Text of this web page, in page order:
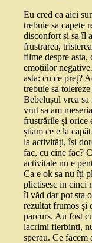
Eu cred ca aici
trebuie sa capete
disconfort și sa îl
frustrarea,
filme despre
emoțiilor
asta: cu ce preț?
trebuie sa
Bebelușul vrea sa
vrut sa am
frustrările și orice
știam ce e la
la activități, își
fac, cu cine fac?
activitate nu e
Ca e ok sa nu îți
plictisesc in cinci
îl văd dar pot sta
rezultat frumos și
parcurs. Au fost
lacrimi fierbinți,
sperau. Ce facem